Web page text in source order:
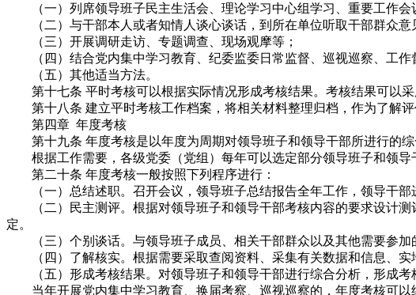
（一）列席领导班子民主生活会、理论学习中心组学习、重要工作会
（二）与干部本人或者知情人谈心谈话，到所在单位听取干部群众意
（三）开展调研走访、专题调查、现场观摩等；
（四）结合党内集中学习教育、纪委监委日常监督、巡视巡察、工作
（五）其他适当方法。
第十七条 平时考核可以根据实际情况形成考核结果。考核结果可以采
第十八条 建立平时考核工作档案，将相关材料整理归档，作为了解评
第四章 年度考核
第十九条 年度考核是以年度为周期对领导班子和领导干部所进行的综
根据工作需要，各级党委（党组）每年可以选定部分领导班子和领导
第二十条 年度考核一般按照下列程序进行：
（一）总结述职。召开会议，领导班子总结报告全年工作，领导干部
（二）民主测评。根据对领导班子和领导干部考核内容的要求设计测
定。
（三）个别谈话。与领导班子成员、相关干部群众以及其他需要参加
（四）了解核实。根据需要采取查阅资料、采集有关数据和信息、实
（五）形成考核结果。对领导班子和领导干部进行综合分析，形成考
当年开展党内集中学习教育、换届考察、巡视巡察的，年度考核可以